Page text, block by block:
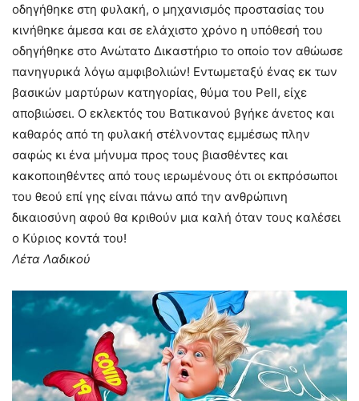
οδηγήθηκε στη φυλακή, ο μηχανισμός προστασίας του
κινήθηκε άμεσα και σε ελάχιστο χρόνο η υπόθεσή του
οδηγήθηκε στο Ανώτατο Δικαστήριο το οποίο τον αθώωσε
πανηγυρικά λόγω αμφιβολιών! Εντωμεταξύ ένας εκ των
βασικών μαρτύρων κατηγορίας, θύμα του Pell, είχε
αποβιώσει. Ο εκλεκτός του Βατικανού βγήκε άνετος και
καθαρός από τη φυλακή στέλνοντας εμμέσως πλην
σαφώς κι ένα μήνυμα προς τους βιασθέντες και
κακοποιηθέντες από τους ιερωμένους ότι οι εκπρόσωποι
του θεού επί γης είναι πάνω από την ανθρώπινη
δικαιοσύνη αφού θα κριθούν μια καλή όταν τους καλέσει
ο Κύριος κοντά του!
Λέτα Λαδικού